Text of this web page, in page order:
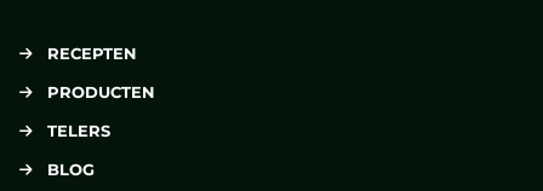
RECEPTEN
PRODUCTEN
TELERS
BLOG